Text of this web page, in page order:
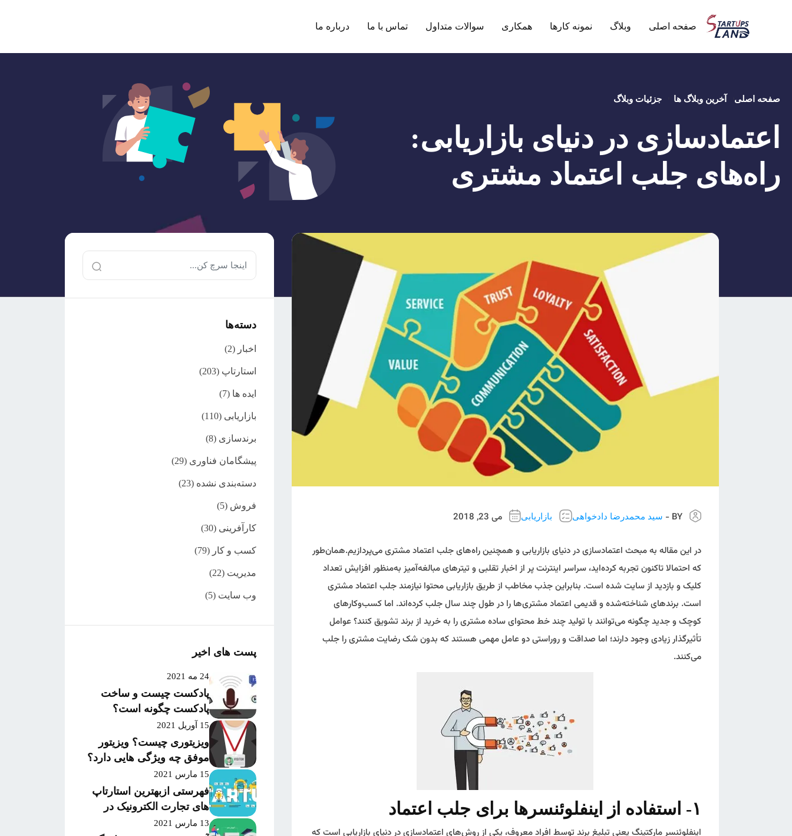
صفحه اصلی وبلاگ نمونه کارها همکاری سوالات متداول تماس با ما درباره ما
صفحه اصلی آخرین وبلاگ ها جزئیات وبلاگ
اعتمادسازی در دنیای بازاریابی:
راه‌های جلب اعتماد مشتری
BY - سید محمدرضا دادخواهی بازاریابی می 23, 2018
در این مقاله‌ به مبحث اعتمادسازی در دنیای بازاریابی و همچنین راه‌های جلب اعتماد مشتری می‌پردازیم.همان‌طور
که احتمالا تاکنون تجربه کرده‌اید، سراسر اینترنت پر از اخبار تقلبی و تیترهای مبالغه‌آمیز به‌منظور افزایش تعداد
کلیک و بازدید از سایت شده است. بنابراین جذب مخاطب از طریق بازاریابی محتوا نیازمند جلب اعتماد مشتری
است. برندهای شناخته‌شده و قدیمی اعتماد مشتری‌ها را در طول چند سال جلب کرده‌اند. اما کسب‌وکارهای
کوچک و جدید چگونه می‌توانند با تولید چند خط محتوای ساده مشتری را به خرید از برند تشویق کنند؟ عوامل
تأثیرگذار زیادی وجود دارند؛ اما صداقت و روراستی دو عامل مهمی هستند که بدون شک رضایت مشتری را جلب
می‌کنند.
۱- استفاده از اینفلوئنسرها برای جلب اعتماد
اینفلوئنسر مارکتینگ یعنی تبلیغ برند توسط افراد معروف، یکی از روش‌های اعتمادسازی در دنیای بازاریابی است که
دسته‌ها
اخبار (2)
استارتاپ (203)
ایده ها (7)
بازاریابی (110)
برندسازی (8)
پیشگامان فناوری (29)
دسته‌بندی نشده (23)
فروش (5)
کارآفرینی (30)
کسب و کار (79)
مدیریت (22)
وب سایت (5)
پست های اخیر
24 مه 2021
پادکست چیست و ساخت
پادکست چگونه است؟
15 آوریل 2021
ویزیتوری چیست؟ ویزیتور
موفق چه ویژگی هایی دارد؟
15 مارس 2021
فهرستی ازبهترین استارتاپ
های تجارت الکترونیک در
سال 2020 بر اساس میزان
13 مارس 2021